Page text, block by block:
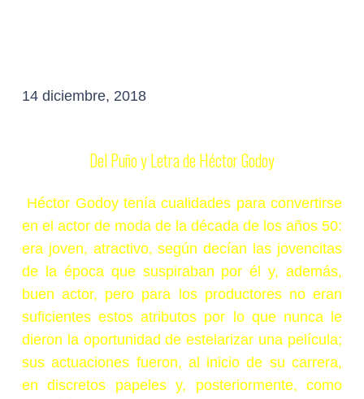
14 diciembre, 2018
Del Puño y Letra de Héctor Godoy
Héctor Godoy tenía cualidades para convertirse
en el actor de moda de la década de los años 50:
era joven, atractivo, según decían las jovencitas
de la época que suspiraban por él y, además,
buen actor, pero para los productores no eran
suficientes estos atributos por lo que nunca le
dieron la oportunidad de estelarizar una película;
sus actuaciones fueron, al inicio de su carrera,
en discretos papeles y, posteriormente, como